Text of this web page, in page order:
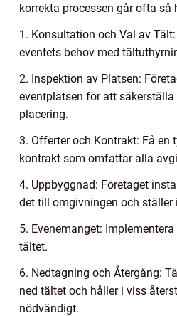
korrekta processen går ofta så
1. Konsultation och Val av
eventets behov med
2. Inspektion av Platsen:
eventplatsen för att
placering.
3. Offerter och Kontrakt: Få
kontrakt som omfattar alla
4. Uppbyggnad: Företaget
det till omgivningen och ställer
5. Evenemanget:
tältet.
6. Nedtagning och Återgång:
ned tältet och håller i viss
nödvändigt.